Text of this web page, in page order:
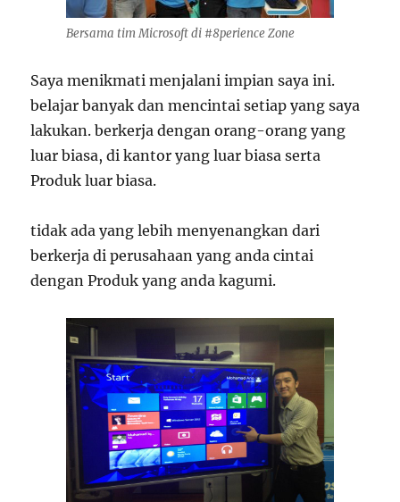
Bersama tim Microsoft di #8perience Zone
Saya menikmati menjalani impian saya ini.
belajar banyak dan mencintai setiap yang saya
lakukan. berkerja dengan orang-orang yang
luar biasa, di kantor yang luar biasa serta
Produk luar biasa.
tidak ada yang lebih menyenangkan dari
berkerja di perusahaan yang anda cintai
dengan Produk yang anda kagumi.